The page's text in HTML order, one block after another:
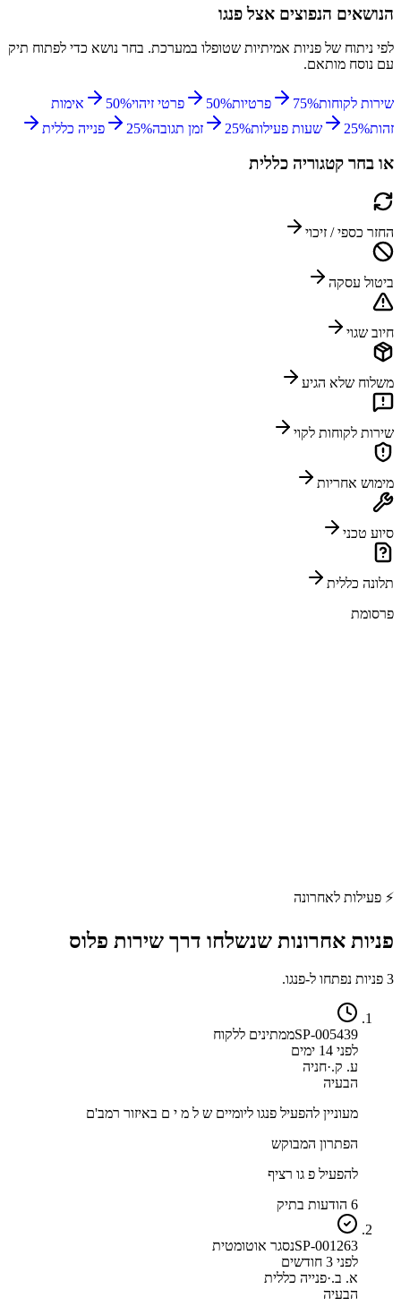
הנושאים הנפוצים אצלפנגו
לפי ניתוח של פניות אמיתיות שטופלו במערכת. בחר נושא כדי לפתוח תיק
עם נוסח מותאם.
שירות לקוחות 75% פרטיות 50% פרטי זיהוי 50%
אימות
זהות
25% שעות פעילות 25% זמן תגובה 25% פנייה כללית
או בחר קטגוריה כללית
החזר כספי / זיכוי
ביטול עסקה
חיוב שגוי
משלוח שלא הגיע
שירות לקוחות לקוי
מימוש אחריות
סיוע טכני
תלונה כללית
פרסומת
⚡ פעילות לאחרונה
פניות אחרונות שנשלחו דרך שירות פלוס
3 פניות נפתחו ל-פנגו.
SP-005439ממתינים ללקוח
לפני 14 ימים
ע. ק.·חניה
הבעיה
מעוניין להפעיל פנגו ליומיים ש ל מ י ם באיזור רמב'ם
הפתרון המבוקש
להפעיל פ גו רציף
6 הודעות בתיק
SP-001263נסגר אוטומטית
לפני 3 חודשים
א. ב.·פנייה כללית
הבעיה